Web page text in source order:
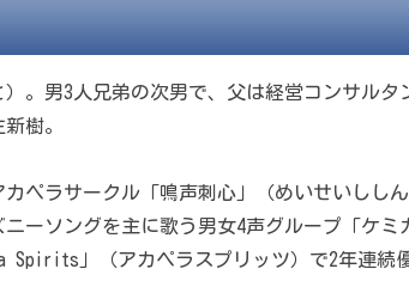
。男3人兄弟の次男で、父は経営コンサルタ
樹。
ペラサークル「鳴声刺心」（めいせいしし
ーソングを主に歌う男女4声グループ「ケミ
」（アカペラスプリッツ）で2年連続